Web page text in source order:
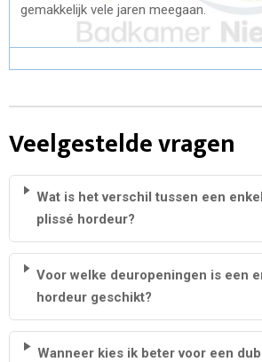
gemakkelijk vele jaren meegaan.
Veelgestelde vragen
Wat is het verschil tussen een
plissé hordeur?
Voor welke deuropeningen is een
hordeur geschikt?
Wanneer kies ik beter voor een